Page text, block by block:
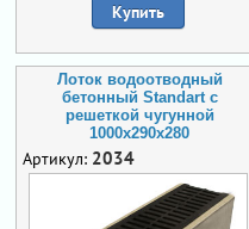
Купить
Лоток водоотводный
бетонный Standart с
решеткой чугунной
1000x290x280
Артикул: 2034